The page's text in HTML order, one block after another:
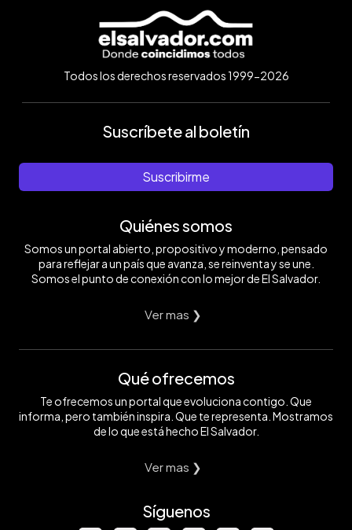
Todos los derechos reservados 1999-2026
Suscríbete al boletín
Suscribirme
Quiénes somos
Somos un portal abierto, propositivo y moderno, pensado
para reflejar a un país que avanza, se reinventa y se une.
Somos el punto de conexión con lo mejor de El Salvador.
Ver mas ❯
Qué ofrecemos
Te ofrecemos un portal que evoluciona contigo. Que
informa, pero también inspira. Que te representa. Mostramos
de lo que está hecho El Salvador.
Ver mas ❯
Síguenos